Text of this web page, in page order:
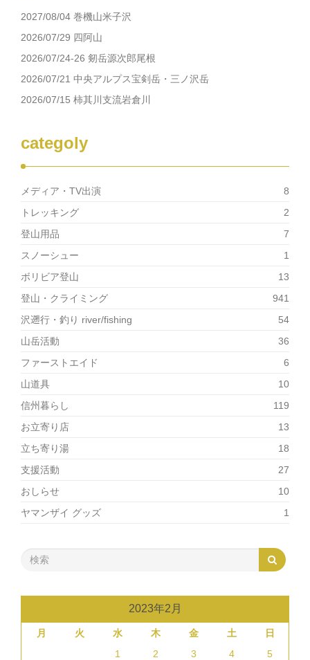
し
い
ィ
ド
ウ
で
開
ま
ク
し
く
だ
さ
い
(新
し
ウ
で
開
き
2027/08/04 巻機山米子沢
2026/07/29 四阿山
2026/07/24-26 剱岳源次郎尾根
2026/07/21 中央アルプス宝剣岳・三ノ沢岳
2026/07/15 柿其川支流岩倉川
categoly
メディア・TV出演
8
トレッキング
2
登山用品
7
スノーシュー
1
ボリビア登山
13
登山・クライミング
941
沢遡行・釣り river/fishing
54
山岳活動
36
ファーストエイド
6
山道具
10
信州暮らし
119
お立寄り店
13
立ち寄り湯
18
支援活動
27
おしらせ
10
ヤマンザイ グッズ
1
2023年2月
月 火 水 木 金 土
日
1
2 3 4
5